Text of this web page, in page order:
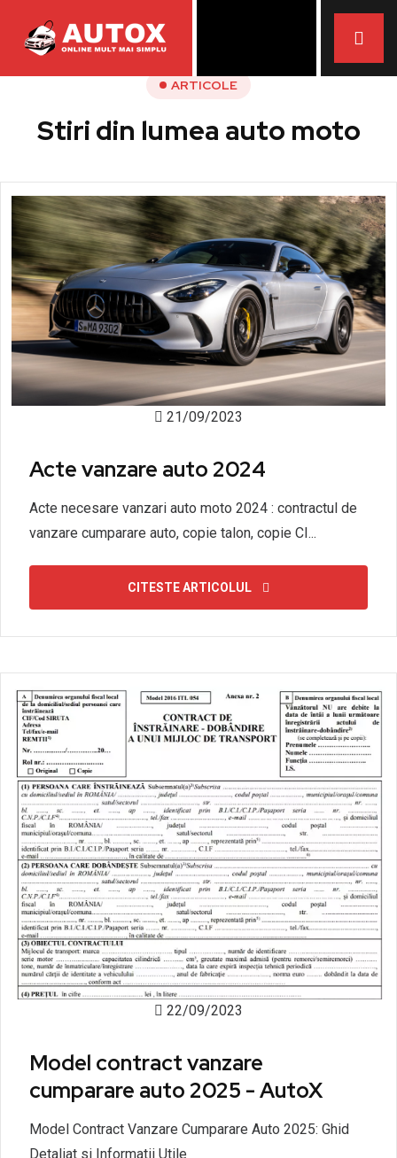
ARTICOLE
Stiri din lumea auto moto
21/09/2023
Acte vanzare auto 2024
Acte necesare vanzari auto moto 2024 : contractul de
vanzare cumparare auto, copie talon, copie CI...
CITESTE ARTICOLUL
22/09/2023
Model contract vanzare
cumparare auto 2025 - AutoX
Model Contract Vanzare Cumparare Auto 2025: Ghid
Detaliat si Informatii Utile